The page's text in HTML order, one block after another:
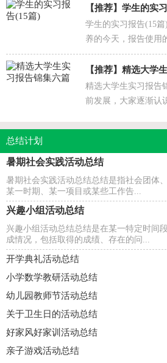
那么难，下...
【推荐】 学生的实
学生的实习报告(15
养的今天，报告使用
标题、正文、结尾等
效的呢？下...
【推荐】 精选大学
精选大学生实习报告
前发展，大家逐渐认
那么难，以...
总结计划
暑期社会实践活动总结
暑期社会实践活动总结总结是指社会团体
某一时期、某一项目或某些工作告...
兴趣小组活动总结
兴趣小组活动总结总结是在某一特定时间
成情况，包括取得的成绩、存在的问...
开学典礼活动总结
小学数学教研活动总结
幼儿园教师节活动总结
关于卫生日的活动总结
好家风好家训活动总结
亲子游戏活动总结